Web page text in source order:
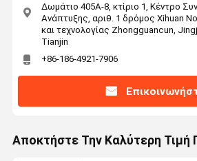
Δωμάτιο 405A-8, κτίριο 1, Κέντρο
Ανάπτυξης, αριθ. 1 δρόμος Xihuan
και τεχνολογίας Zhongguancun,
Tianjin
+86-186-4921-7906
Αποκτήστε Την Καλύτερη Τιμή